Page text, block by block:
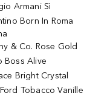
Armani Sì
Born In Roma
& Co. Rose Gold
Boss Alive
Bright Crystal
Tobacco Vanille